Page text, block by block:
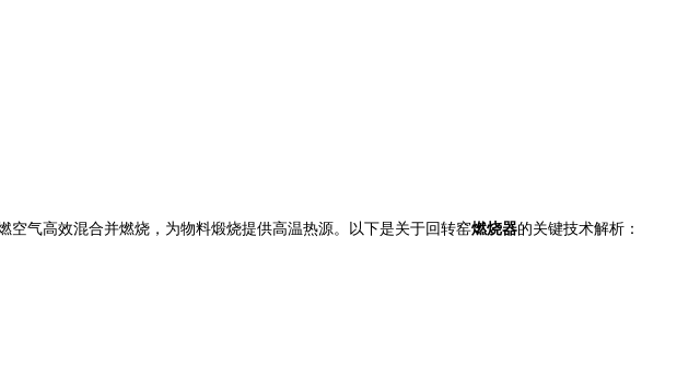
气高效混合并燃烧，为物料煅烧提供高温热源。以下是关于回转窑燃烧器的关键技术解析：